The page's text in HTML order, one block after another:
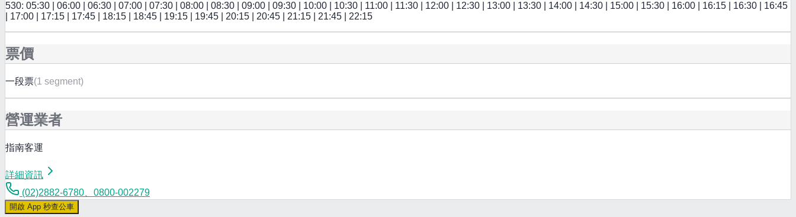
530: 05:30 | 06:00 | 06:30 | 07:00 | 07:30 | 08:00 | 08:30 | 09:00 | 09:30 | 10:00 | 10:30 | 11:00 | 11:30 | 12:00 | 12:30 | 13:00 | 13:30 | 14:00 | 14:30 | 15:00 | 15:30 | 16:00 | 16:15 | 16:30 | 16:45
| 17:00 | 17:15 | 17:45 | 18:15 | 18:45 | 19:15 | 19:45 | 20:15 | 20:45 | 21:15 | 21:45 | 22:15
票價
一段票(1 segment)
營運業者
指南客運
詳細資訊
(02)2882-6780、0800-002279
開啟 App 秒查公車